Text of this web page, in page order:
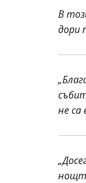
В
дори
не са